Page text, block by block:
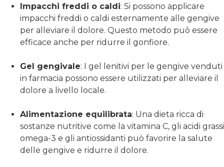
Impacchi freddi o caldi: Si possono applicare
impacchi freddi o caldi esternamente alle gengive
per alleviare il dolore. Questo metodo può essere
efficace anche per ridurre il gonfiore.
Gel gengivale: I gel lenitivi per le gengive venduti
in farmacia possono essere utilizzati per alleviare il
dolore a livello locale.
Alimentazione equilibrata: Una dieta ricca di
sostanze nutritive come la vitamina C, gli acidi grassi
omega-3 e gli antiossidanti può favorire la salute
delle gengive e ridurre il dolore.